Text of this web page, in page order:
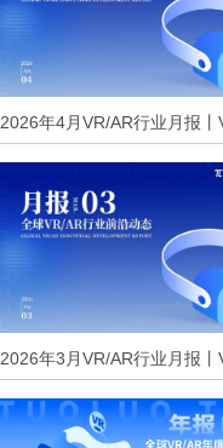
2026年4月VR/AR行业月报丨
2026年3月VR/AR行业月报丨